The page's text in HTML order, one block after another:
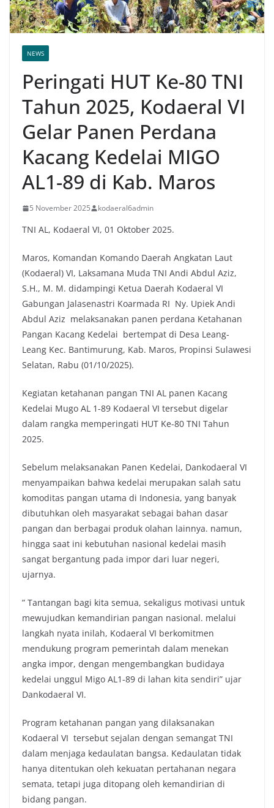
NEWS
Peringati HUT Ke-80 TNI
Tahun 2025, Kodaeral VI
Gelar Panen Perdana
Kacang Kedelai MIGO
AL1-89 di Kab. Maros
5 November 2025 kodaeral6admin
TNI AL, Kodaeral VI, 01 Oktober 2025.
Maros, Komandan Komando Daerah Angkatan Laut
(Kodaeral) VI, Laksamana Muda TNI Andi Abdul Aziz,
S.H., M. M. didampingi Ketua Daerah Kodaeral VI
Gabungan Jalasenastri Koarmada RI Ny. Upiek Andi
Abdul Aziz melaksanakan panen perdana Ketahanan
Pangan Kacang Kedelai bertempat di Desa Leang-
Leang Kec. Bantimurung, Kab. Maros, Propinsi Sulawesi
Selatan, Rabu (01/10/2025).
Kegiatan ketahanan pangan TNI AL panen Kacang
Kedelai Mugo AL 1-89 Kodaeral VI tersebut digelar
dalam rangka memperingati HUT Ke-80 TNI Tahun
2025.
Sebelum melaksanakan Panen Kedelai, Dankodaeral VI
menyampaikan bahwa kedelai merupakan salah satu
komoditas pangan utama di Indonesia, yang banyak
dibutuhkan oleh masyarakat sebagai bahan dasar
pangan dan berbagai produk olahan lainnya. namun,
hingga saat ini kebutuhan nasional kedelai masih
sangat bergantung pada impor dari luar negeri,
ujarnya.
” Tantangan bagi kita semua, sekaligus motivasi untuk
mewujudkan kemandirian pangan nasional. melalui
langkah nyata inilah, Kodaeral VI berkomitmen
mendukung program pemerintah dalam menekan
angka impor, dengan mengembangkan budidaya
kedelai unggul Migo AL1-89 di lahan kita sendiri” ujar
Dankodaeral VI.
Program ketahanan pangan yang dilaksanakan
Kodaeral VI tersebut sejalan dengan semangat TNI
dalam menjaga kedaulatan bangsa. Kedaulatan tidak
hanya ditentukan oleh kekuatan pertahanan negara
semata, tetapi juga ditopang oleh kemandirian di
bidang pangan.